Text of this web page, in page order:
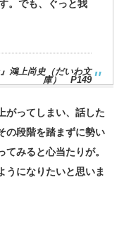
。でも、ぐっと我
鴻上尚史（だいわ文
庫） P149
がってしまい、話した
の段階を踏まずに勢い
みると心当たりが。
うになりたいと思いま